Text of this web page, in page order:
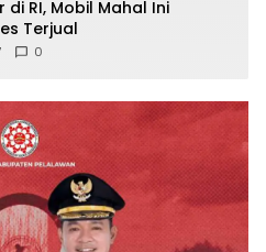
di RI, Mobil Mahal Ini
Terjual
0